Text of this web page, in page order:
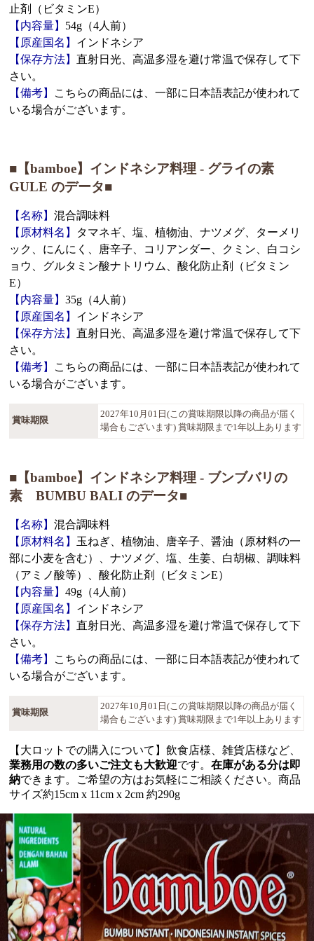
止剤（ビタミンE）
【内容量】 54g（4人前）
【原産国名】 インドネシア
【保存方法】直射日光、高温多湿を避け常温で保存して下
さい。
【備考】 こちらの商品には、一部に日本語表記が使われて
いる場合がございます。
■【bamboe】インドネシア料理 - グライの素
GULE のデータ■
【名称】混合調味料
【原材料名】 タマネギ、塩、植物油、ナツメグ、ターメリ
ック、にんにく、唐辛子、コリアンダー、クミン、白コシ
ョウ、グルタミン酸ナトリウム、酸化防止剤（ビタミン
E）
【内容量】35g（4人前）
【原産国名】 インドネシア
【保存方法】直射日光、高温多湿を避け常温で保存して下
さい。
【備考】 こちらの商品には、一部に日本語表記が使われて
いる場合がございます。
賞味期限
2027年10月01日(この賞味期限以降の商品が届く
場合もございます) 賞味期限まで1年以上あります
■【bamboe】インドネシア料理 - ブンブバリの
素 BUMBU BALI のデータ■
【名称】混合調味料
【原材料名】 玉ねぎ、植物油、唐辛子、醤油（原材料の一
部に小麦を含む）、ナツメグ、塩、生姜、白胡椒、調味料
（アミノ酸等）、酸化防止剤（ビタミンE）
【内容量】49g（4人前）
【原産国名】 インドネシア
【保存方法】直射日光、高温多湿を避け常温で保存して下
さい。
【備考】 こちらの商品には、一部に日本語表記が使われて
いる場合がございます。
賞味期限
2027年10月01日(この賞味期限以降の商品が届く
場合もございます) 賞味期限まで1年以上あります
【大ロットでの購入について】飲食店様、雑貨店様など、
業務用の数の多いご注文も大歓迎です。在庫がある分は即
納できます。ご希望の方はお気軽にご相談ください。商品
サイズ約15cm x 11cm x 2cm 約290g